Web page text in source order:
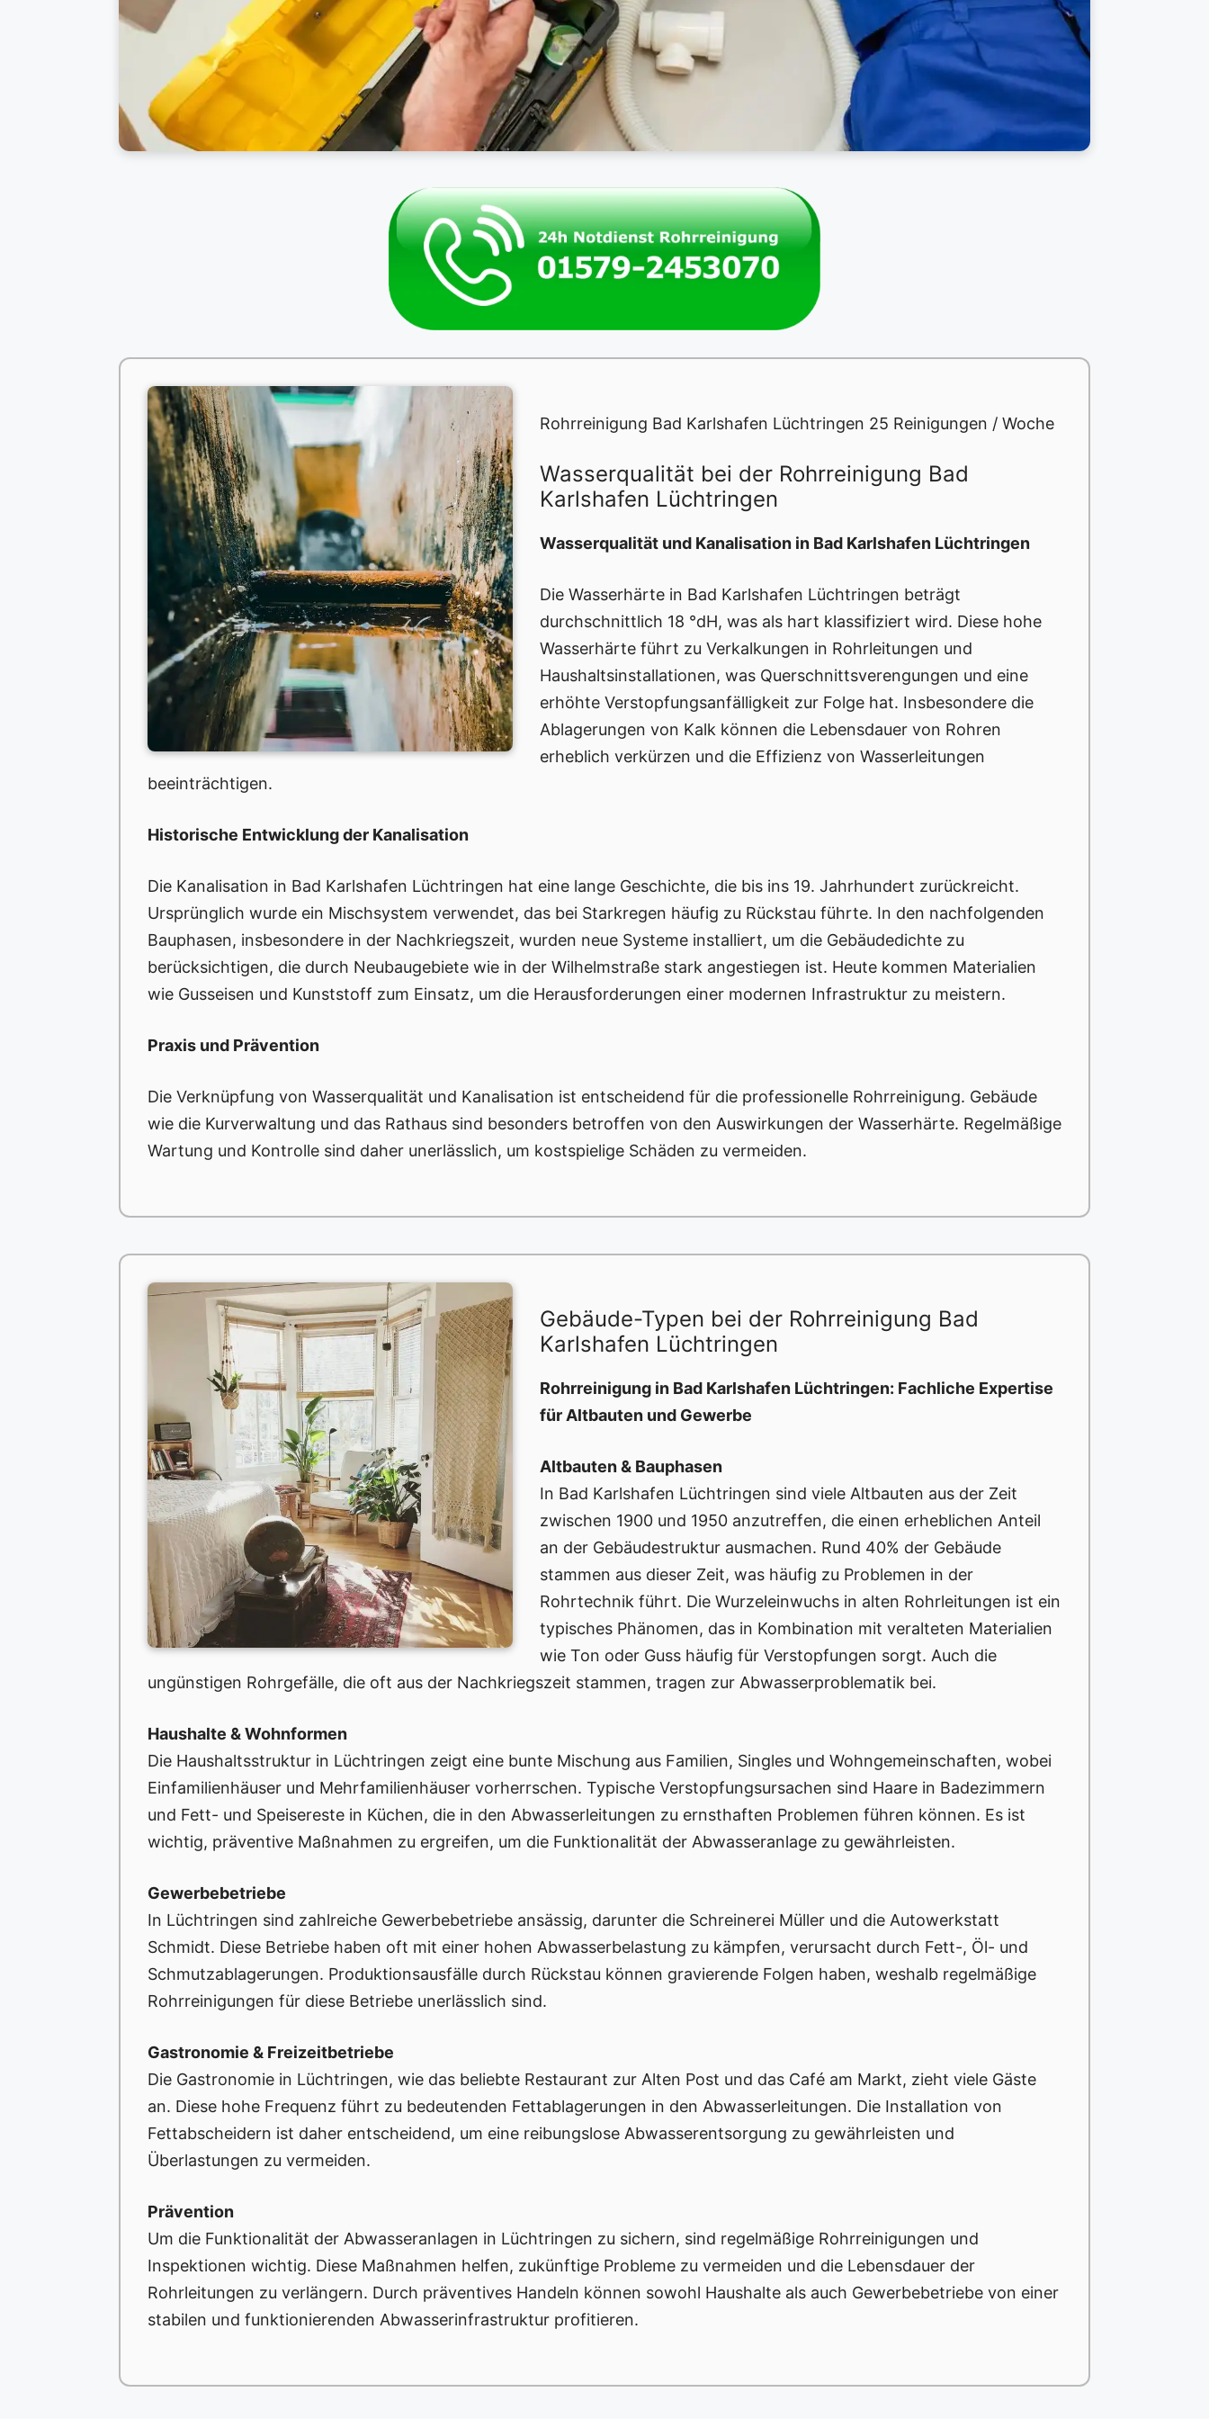
Rohrreinigung Bad Karlshafen Lüchtringen 25 Reinigungen / Woche
Wasserqualität bei der Rohrreinigung Bad
Karlshafen Lüchtringen
Wasserqualität und Kanalisation in Bad Karlshafen Lüchtringen
Die Wasserhärte in Bad Karlshafen Lüchtringen beträgt
durchschnittlich 18 °dH, was als hart klassifiziert wird. Diese hohe
Wasserhärte führt zu Verkalkungen in Rohrleitungen und
Haushaltsinstallationen, was Querschnittsverengungen und eine
erhöhte Verstopfungsanfälligkeit zur Folge hat. Insbesondere die
Ablagerungen von Kalk können die Lebensdauer von Rohren
erheblich verkürzen und die Effizienz von Wasserleitungen
beeinträchtigen.
Historische Entwicklung der Kanalisation
Die Kanalisation in Bad Karlshafen Lüchtringen hat eine lange Geschichte, die bis ins 19. Jahrhundert zurückreicht.
Ursprünglich wurde ein Mischsystem verwendet, das bei Starkregen häufig zu Rückstau führte. In den nachfolgenden
Bauphasen, insbesondere in der Nachkriegszeit, wurden neue Systeme installiert, um die Gebäudedichte zu
berücksichtigen, die durch Neubaugebiete wie in der Wilhelmstraße stark angestiegen ist. Heute kommen Materialien
wie Gusseisen und Kunststoff zum Einsatz, um die Herausforderungen einer modernen Infrastruktur zu meistern.
Praxis und Prävention
Die Verknüpfung von Wasserqualität und Kanalisation ist entscheidend für die professionelle Rohrreinigung. Gebäude
wie die Kurverwaltung und das Rathaus sind besonders betroffen von den Auswirkungen der Wasserhärte. Regelmäßige
Wartung und Kontrolle sind daher unerlässlich, um kostspielige Schäden zu vermeiden.
Gebäude-Typen bei der Rohrreinigung Bad
Karlshafen Lüchtringen
Rohrreinigung in Bad Karlshafen Lüchtringen: Fachliche Expertise
für Altbauten und Gewerbe
Altbauten & Bauphasen
In Bad Karlshafen Lüchtringen sind viele Altbauten aus der Zeit
zwischen 1900 und 1950 anzutreffen, die einen erheblichen Anteil
an der Gebäudestruktur ausmachen. Rund 40% der Gebäude
stammen aus dieser Zeit, was häufig zu Problemen in der
Rohrtechnik führt. Die Wurzeleinwuchs in alten Rohrleitungen ist ein
typisches Phänomen, das in Kombination mit veralteten Materialien
wie Ton oder Guss häufig für Verstopfungen sorgt. Auch die
ungünstigen Rohrgefälle, die oft aus der Nachkriegszeit stammen, tragen zur Abwasserproblematik bei.
Haushalte & Wohnformen
Die Haushaltsstruktur in Lüchtringen zeigt eine bunte Mischung aus Familien, Singles und Wohngemeinschaften, wobei
Einfamilienhäuser und Mehrfamilienhäuser vorherrschen. Typische Verstopfungsursachen sind Haare in Badezimmern
und Fett- und Speisereste in Küchen, die in den Abwasserleitungen zu ernsthaften Problemen führen können. Es ist
wichtig, präventive Maßnahmen zu ergreifen, um die Funktionalität der Abwasseranlage zu gewährleisten.
Gewerbebetriebe
In Lüchtringen sind zahlreiche Gewerbebetriebe ansässig, darunter die Schreinerei Müller und die Autowerkstatt
Schmidt. Diese Betriebe haben oft mit einer hohen Abwasserbelastung zu kämpfen, verursacht durch Fett-, Öl- und
Schmutzablagerungen. Produktionsausfälle durch Rückstau können gravierende Folgen haben, weshalb regelmäßige
Rohrreinigungen für diese Betriebe unerlässlich sind.
Gastronomie & Freizeitbetriebe
Die Gastronomie in Lüchtringen, wie das beliebte Restaurant zur Alten Post und das Café am Markt, zieht viele Gäste
an. Diese hohe Frequenz führt zu bedeutenden Fettablagerungen in den Abwasserleitungen. Die Installation von
Fettabscheidern ist daher entscheidend, um eine reibungslose Abwasserentsorgung zu gewährleisten und
Überlastungen zu vermeiden.
Prävention
Um die Funktionalität der Abwasseranlagen in Lüchtringen zu sichern, sind regelmäßige Rohrreinigungen und
Inspektionen wichtig. Diese Maßnahmen helfen, zukünftige Probleme zu vermeiden und die Lebensdauer der
Rohrleitungen zu verlängern. Durch präventives Handeln können sowohl Haushalte als auch Gewerbebetriebe von einer
stabilen und funktionierenden Abwasserinfrastruktur profitieren.